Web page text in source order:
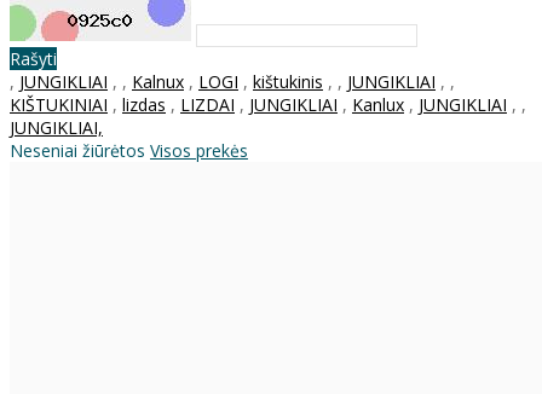
Rašyti
, JUNGIKLIAI , , Kalnux , LOGI , kištukinis , , JUNGIKLIAI , ,
KIŠTUKINIAI , lizdas , LIZDAI , JUNGIKLIAI , Kanlux , JUNGIKLIAI , ,
JUNGIKLIAI,
Neseniai žiūrėtos Visos prekės